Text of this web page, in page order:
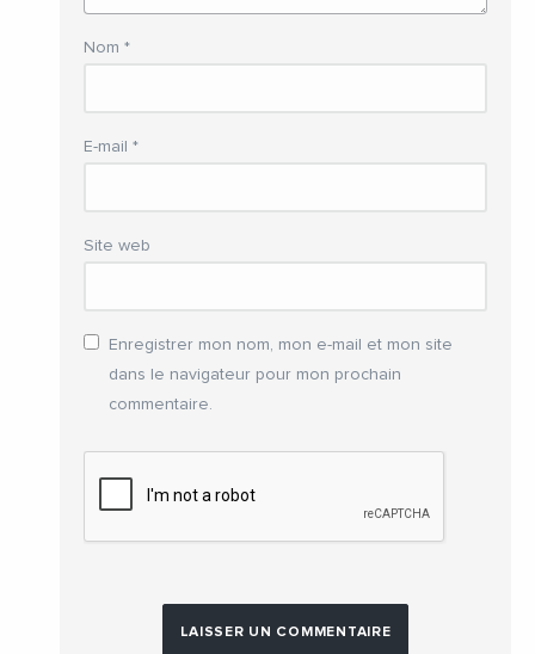
Nom *
E-mail *
Site web
Enregistrer mon nom, mon e-mail et mon site
dans le navigateur pour mon prochain
commentaire.